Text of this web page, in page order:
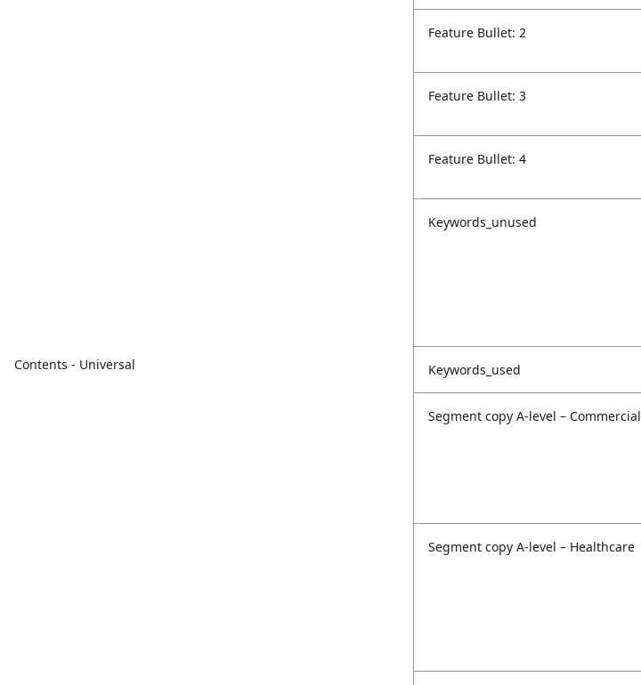
Contents - Universal
Feature Bullet: 2
Feature Bullet: 3
Feature Bullet: 4
Keywords_unused
Keywords_used
Segment copy A-level – Commercial
Segment copy A-level – Healthcare